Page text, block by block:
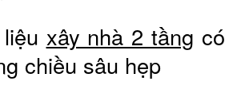
xây nhà 2 tầng có
chiều sâu hẹp